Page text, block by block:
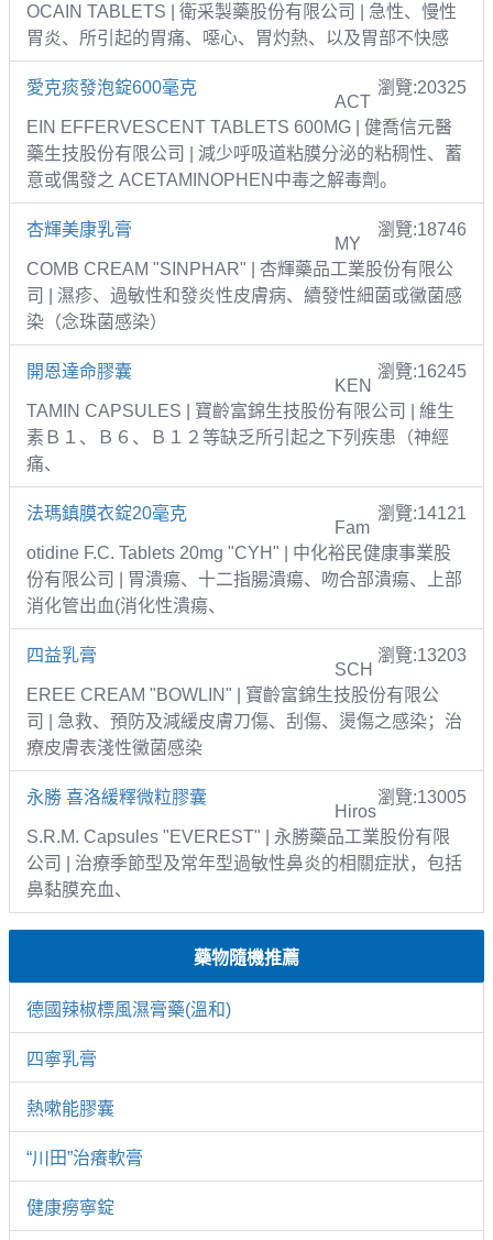
OCAIN TABLETS | 衛采製藥股份有限公司 | 急性、慢性
胃炎、所引起的胃痛、噁心、胃灼熱、以及胃部不快感
愛克痰發泡錠600毫克 瀏覽:20325
ACT
EIN EFFERVESCENT TABLETS 600MG | 健喬信元醫
藥生技股份有限公司 | 減少呼吸道粘膜分泌的粘稠性、蓄
意或偶發之 ACETAMINOPHEN中毒之解毒劑。
杏輝美康乳膏 瀏覽:18746
MY
COMB CREAM "SINPHAR" | 杏輝藥品工業股份有限公
司 | 濕疹、過敏性和發炎性皮膚病、續發性細菌或黴菌感
染（念珠菌感染）
開恩達命膠囊 瀏覽:16245
KEN
TAMIN CAPSULES | 寶齡富錦生技股份有限公司 | 維生
素Ｂ１、Ｂ６、Ｂ１２等缺乏所引起之下列疾患（神經
痛、
法瑪鎮膜衣錠20毫克 瀏覽:14121
Fam
otidine F.C. Tablets 20mg "CYH" | 中化裕民健康事業股
份有限公司 | 胃潰瘍、十二指腸潰瘍、吻合部潰瘍、上部
消化管出血(消化性潰瘍、
四益乳膏 瀏覽:13203
SCH
EREE CREAM "BOWLIN" | 寶齡富錦生技股份有限公
司 | 急救、預防及減緩皮膚刀傷、刮傷、燙傷之感染；治
療皮膚表淺性黴菌感染
永勝 喜洛緩釋微粒膠囊 瀏覽:13005
Hiros
S.R.M. Capsules "EVEREST" | 永勝藥品工業股份有限
公司 | 治療季節型及常年型過敏性鼻炎的相關症狀，包括
鼻黏膜充血、
藥物隨機推薦
德國辣椒標風濕膏藥(溫和)
四寧乳膏
熱嗽能膠囊
“川田”治癢軟膏
健康癆寧錠